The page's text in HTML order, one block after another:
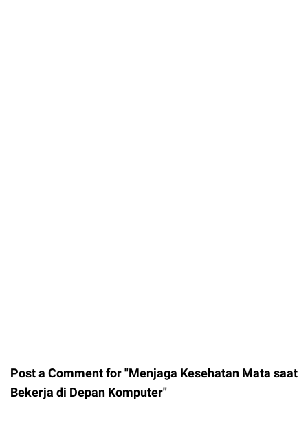
Post a Comment for "Menjaga Kesehatan Mata saat
Bekerja di Depan Komputer"